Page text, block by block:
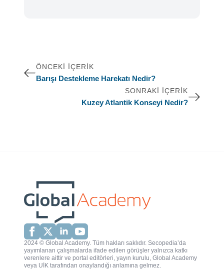
ÖNCEKI İÇERIK
Barışı Destekleme Harekatı Nedir?
SONRAKI İÇERIK
Kuzey Atlantik Konseyi Nedir?
2024 © Global Academy. Tüm hakları saklıdır. Secopedia’da
yayımlanan çalışmalarda ifade edilen görüşler yalnızca katkı
verenlere aittir ve portal editörleri, yayın kurulu, Global Academy
veya UİK tarafından onaylandığı anlamına gelmez.